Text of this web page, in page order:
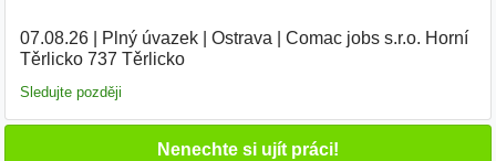
07.08.26| Plný úvazek| Ostrava
Comac jobs s.r.o. Horní
Těrlicko 737 Těrlicko
Sledujte později
Nenechte si ujít práci!